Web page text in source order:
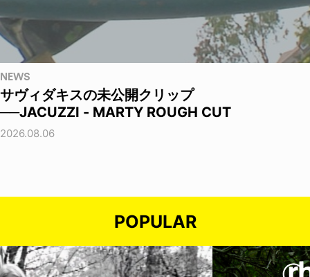
NEWS
サヴィダキスの未公開クリップ
──JACUZZI - MARTY ROUGH CUT
2026.08.06
POPULAR